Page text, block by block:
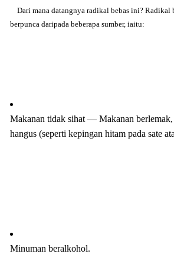
Dari mana datangnyaradikal bebas ini?Radikal
berpunca daripada beberapa sumber, iaitu:
Makanan tidak sihat — Makanan berlemak,
hangus (seperti kepingan hitam pada sate
Minuman beralkohol.